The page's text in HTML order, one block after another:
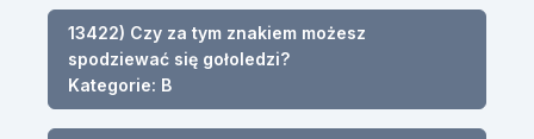
13422) Czy za tym znakiem możesz
spodziewać się gołoledzi?
Kategorie: B